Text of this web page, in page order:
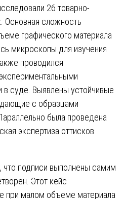
26 товарно-
Основная сложность
графического материала
микроскопы для изучения
проводился
в суде. Выявлены устойчивые
с образцами
была проведена
экспертиза оттисков
что подписи выполнены самим
Этот кейс
при малом объеме материала